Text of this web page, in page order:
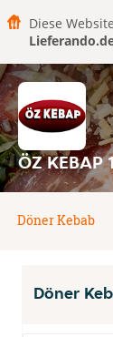
Diese
ÖZ
Döner Kebab
Döner